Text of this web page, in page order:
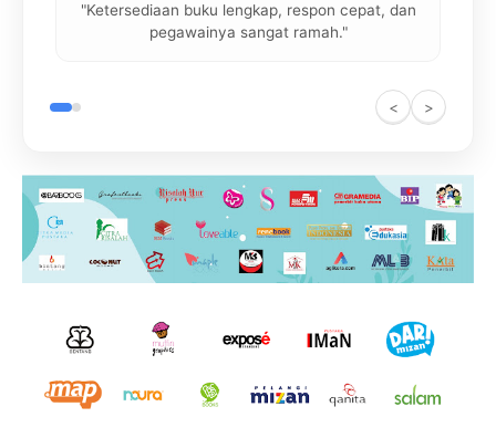
"Ketersediaan buku lengkap, respon cepat, dan
pegawainya sangat ramah."
< >